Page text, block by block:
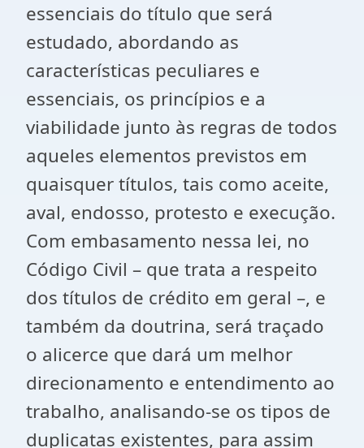
essenciais do título que será
estudado, abordando as
características peculiares e
essenciais, os princípios e a
viabilidade junto às regras de todos
aqueles elementos previstos em
quaisquer títulos, tais como aceite,
aval, endosso, protesto e execução.
Com embasamento nessa lei, no
Código Civil – que trata a respeito
dos títulos de crédito em geral –, e
também da doutrina, será traçado
o alicerce que dará um melhor
direcionamento e entendimento ao
trabalho, analisando-se os tipos de
duplicatas existentes, para assim